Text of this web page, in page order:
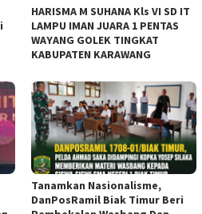
HARISMA M SUHANA Kls VI SD IT
LAMPU IMAN JUARA 1 PENTAS
WAYANG GOLEK TINGKAT
KABUPATEN KARAWANG
Tanamkan Nasionalisme,
DanPosRamil Biak Timur Beri